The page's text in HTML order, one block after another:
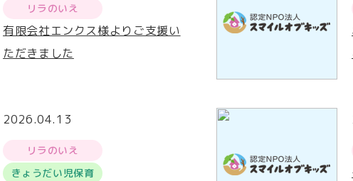
リラのいえ
有限会社エンクス様よりご支援い
ただきました
2026.04.13
リラのいえ
きょうだい児保育